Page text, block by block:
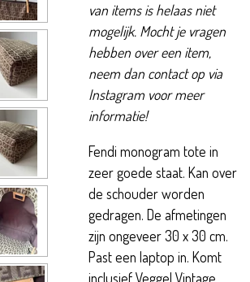
van items is helaas niet
mogelijk. Mocht je vragen
hebben over een item,
neem dan contact op via
Instagram voor meer
informatie!
Fendi monogram tote in
zeer goede staat. Kan over
de schouder worden
gedragen. De afmetingen
zijn ongeveer 30 x 30 cm.
Past een laptop in. Komt
inclusief Veggel Vintage